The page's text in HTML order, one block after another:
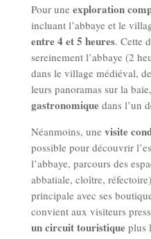
Pour une exploration
incluant l’abbaye et le
entre 4 et 5 heures. Cette
sereinement l’abbaye (2
dans le village médiéval,
leurs panoramas sur la
gastronomique dans l’un
Néanmoins, une visite
possible pour découvrir
l’abbaye, parcours des
abbatiale, cloître,
principale avec ses
convient aux visiteurs
un circuit touristique plus